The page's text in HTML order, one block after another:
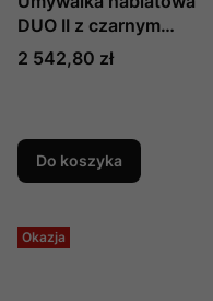
DUO II z czarnym
panelem prod. Marmorin
nr kat. :
Cena
2 542,80 zł
Do koszyka
Okazja